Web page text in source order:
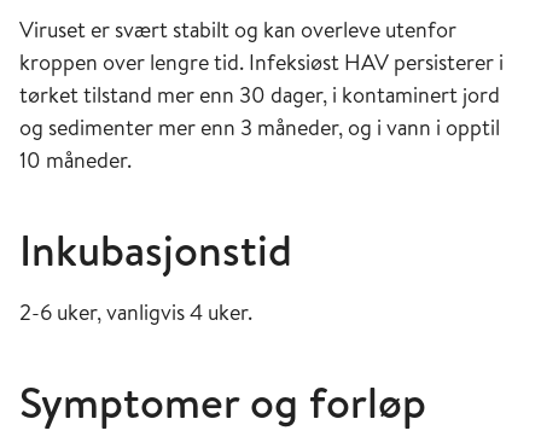
Viruset er svært stabilt og kan overleve utenfor
kroppen over lengre tid. Infeksiøst HAV persisterer i
tørket tilstand mer enn 30 dager, i kontaminert jord
og sedimenter mer enn 3 måneder, og i vann i opptil
10 måneder.
Inkubasjonstid
2-6 uker, vanligvis 4 uker.
Symptomer og forløp